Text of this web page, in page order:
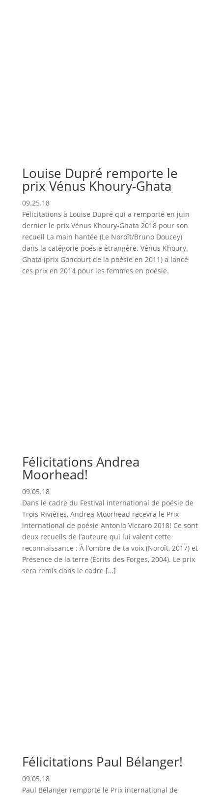
Louise Dupré remporte le
prix Vénus Khoury-Ghata
09.25.18
Félicitations à Louise Dupré qui a remporté en juin
dernier le prix Vénus Khoury-Ghata 2018 pour son
recueil La main hantée (Le Noroît/Bruno Doucey)
dans la catégorie poésie étrangère. Vénus Khoury-
Ghata (prix Goncourt de la poésie en 2011) a lancé
ces prix en 2014 pour les femmes en poésie.
Félicitations Andrea
Moorhead!
09.05.18
Dans le cadre du Festival international de poésie de
Trois-Rivières, Andrea Moorhead recevra le Prix
international de poésie Antonio Viccaro 2018! Ce sont
deux recueils de l’auteure qui lui valent cette
reconnaissance : À l’ombre de ta voix (Noroît, 2017) et
Présence de la terre (Écrits des Forges, 2004). Le prix
sera remis dans le cadre […]
Félicitations Paul Bélanger!
09.05.18
Paul Bélanger remporte le Prix international de